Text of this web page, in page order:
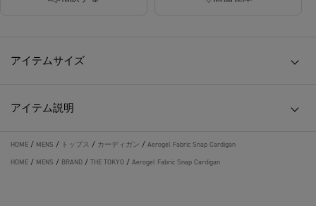
アイテムサイズ
アイテム説明
HOME / MENS / トップス / カーディガン / Aerogel Fabric Snap Cardigan
HOME / MENS / BRAND / THE TOKYO / Aerogel Fabric Snap Cardigan